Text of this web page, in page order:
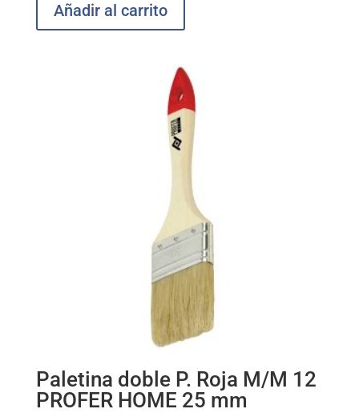
Añadir al carrito
Paletina doble P. Roja M/M 12
PROFER HOME 25 mm